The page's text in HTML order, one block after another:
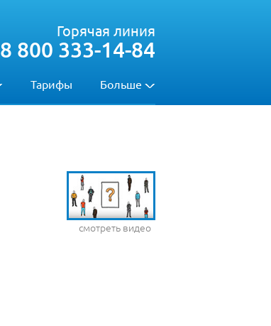
Тарифы Больше
Горячая линия
8 800 333-14-84
смотреть видео